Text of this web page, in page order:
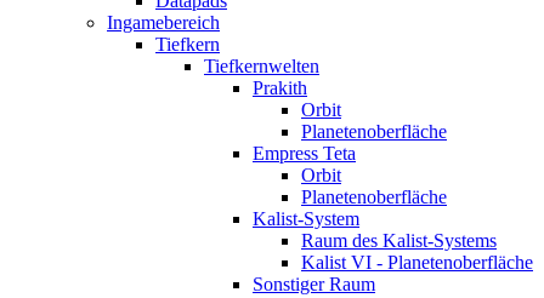
Ingamebereich
Tiefkern
Tiefkernwelten
Prakith
Orbit
Planetenoberfläche
Empress Teta
Orbit
Planetenoberfläche
Kalist-System
Raum des Kalist-Systems
Kalist VI - Planetenoberfläche
Sonstiger Raum